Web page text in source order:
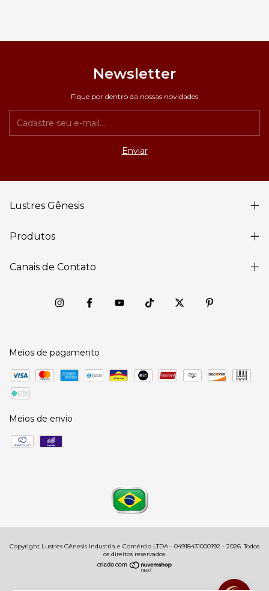
Newsletter
Fique por dentro da nossas novidades
Lustres Gênesis
Produtos
Canais de Contato
Meios de pagamento
Meios de envio
Copyright Lustres Gênesis Industria e Comércio LTDA - 04918431000192 - 2026. Todos
os direitos reservados.